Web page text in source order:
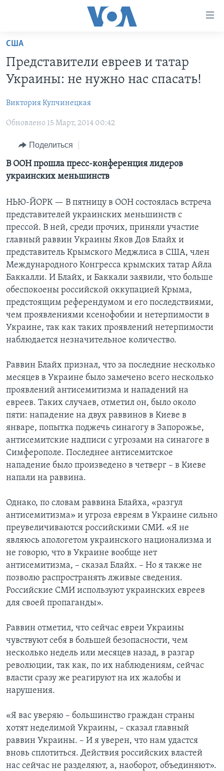
Перейти
основной
контент
Перейти
навигации
Перейти
поиск
ПРОГРАММЫ
НОВОСТИ ЗА МИНУТУ
ИТОГИ
ПОЧЕМУ ЭТО ВАЖНО?
ДИСКУССИЯ VOA
ДЕТАЛИ
НЬЮ-ЙОРК NEW YORK
АМЕРИКА. БОЛЬШОЕ ПУТЕШЕСТВИЕ
ПРОЕКТЫ
УЧИМ АНГЛИЙСКИЙ
НАША АМЕРИКАНСКАЯ ИСТОРИЯ
А КАК В АМЕРИКЕ?
АРТЕФАКТЫ
АМЕРИКАНСКИЕ ГОРОДКИ
ТЕСТЫ
ЭКСПЕРТИЗА
ИНТЕРВЬЮ
ФАКТЫ ПРОТИВ ФЕЙКОВ
ЗА СВОБОДУ ПРЕССЫ
УЧИМ АНГЛИЙСКИЙ
ВИДЕО
ПОДПИСКА НА НОВОСТИ
Learning English
СОЦИАЛЬНЫЕ СЕТИ
Языки
США
Представители евреев и татар
Украины: не нужно нас спасать!
Виктория Купчинецкая
Обновлено 15 Март, 2014 00:42
Поделиться
В ООН прошла пресс-конференция лидеров
украинских меньшинств
НЬЮ-ЙОРК — В пятницу в ООН состоялась встреча
представителей украинских меньшинств с
прессой. В ней, среди прочих, приняли участие
главный раввин Украины Яков Дов Блайх и
представитель Крымского Меджлиса в США, член
Международного Конгресса крымских татар Айла
Баккалли. И Блайх, и Баккали заявили, что больше
обеспокоены российской оккупацией Крыма,
предстоящим референдумом и его последствиями,
чем проявлениями ксенофобии и нетерпимости в
Украине, так как таких проявлений нетерпимости
наблюдается незначительное количество.
Раввин Блайх признал, что за последние несколько
месяцев в Украине было замечено всего несколько
проявлений антисемитизма и нападений на
евреев. Таких случаев, отметил он, было около
пяти: нападение на двух раввинов в Киеве в
январе, попытка поджечь синагогу в Запорожье,
антисемитские надписи с угрозами на синагоге в
Симферополе. Последнее антисемитское
нападение было произведено в четверг – в Киеве
напали на раввина.
Однако, по словам раввина Блайха, «разгул
антисемитизма» и угроза евреям в Украине сильно
преувеличиваются российскими СМИ. «Я не
являюсь апологетом украинского национализма и
не говорю, что в Украине вообще нет
антисемитизма, – сказал Блайх. – Но я также не
позволю распространять лживые сведения.
Российские СМИ используют украинских евреев
для своей пропаганды».
Раввин отметил, что сейчас евреи Украины
чувствуют себя в большей безопасности, чем
несколько недель или месяцев назад, в разгар
революции, так как, по их наблюдениям, сейчас
власти сразу же реагируют на их жалобы и
нарушения.
«Я вас уверяю – большинство граждан страны
хотят неделимой Украины, – сказал главный
раввин Украины. – И я уверен, что нам удастся
вновь сплотиться. Действия российских властей
нас сейчас не разделяют, а, наоборот, объединяют».